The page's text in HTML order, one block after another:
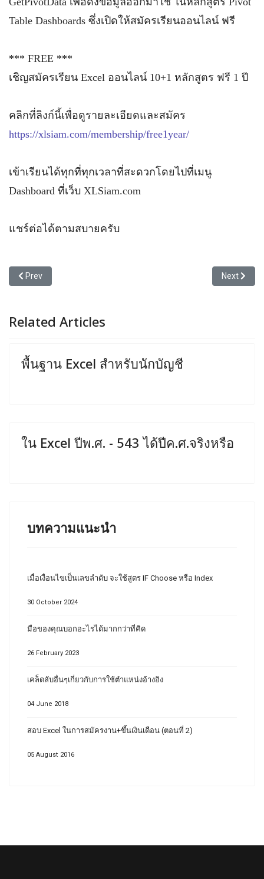
Table Dashboards ซึ่งเปิดให้สมัครเรียนออนไลน์ ฟรี
*** FREE ***
เชิญสมัครเรียน Excel ออนไลน์ 10+1 หลักสูตร ฟรี 1 ปี
คลิกที่ลิงก์นี้เพื่อดูรายละเอียดและสมัคร
https://xlsiam.com/membership/free1year/
เข้าเรียนได้ทุกที่ทุกเวลาที่สะดวกโดยไปที่เมนู
Dashboard ที่เว็บ XLSiam.com
แชร์ต่อได้ตามสบายครับ
Previous article: Remove Duplicates ของแท้ vs ของเทียม
Prev Next
Next
Related Articles
พื้นฐาน Excel สำหรับนักบัญชี
ใน Excel ปีพ.ศ. - 543 ได้ปีค.ศ.จริงหรือ
บทความแนะนำ
เมื่อเงื่อนไขเป็นเลขลำดับ จะใช้สูตร IF Choose หรือ Index
30 October 2024
มือของคุณบอกอะไรได้มากกว่าที่คิด
26 February 2023
เคล็ดลับอื่นๆเกี่ยวกับการใช้ตำแหน่งอ้างอิง
04 June 2018
สอบ Excel ในการสมัครงาน+ขึ้นเงินเดือน (ตอนที่ 2)
05 August 2016